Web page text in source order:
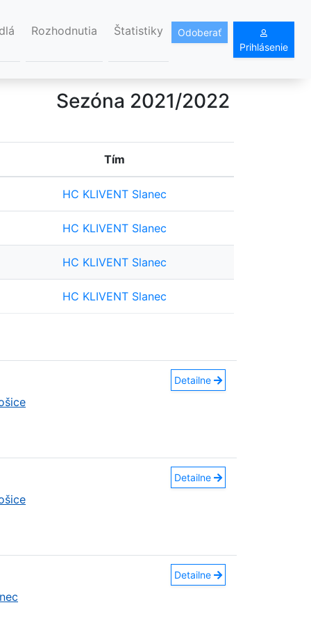
Rozhodnutia Štatistiky
Odoberať
Prihlásenie
Sezóna 2021/2022
Tím
HC KLIVENT Slanec
HC KLIVENT Slanec
HC KLIVENT Slanec
HC KLIVENT Slanec
Detailne
Detailne
Detailne